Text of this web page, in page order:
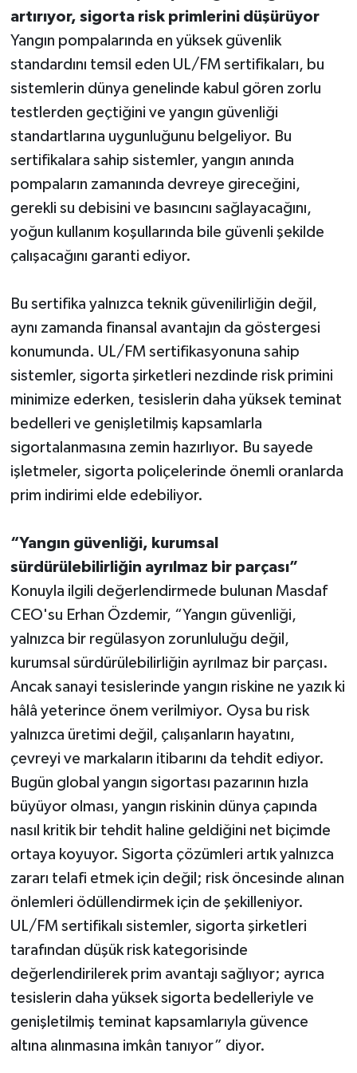
artırıyor, sigorta risk primlerini düşürüyor
Yangın pompalarında en yüksek güvenlik
standardını temsil eden UL/FM sertifikaları, bu
sistemlerin dünya genelinde kabul gören zorlu
testlerden geçtiğini ve yangın güvenliği
standartlarına uygunluğunu belgeliyor. Bu
sertifikalara sahip sistemler, yangın anında
pompaların zamanında devreye gireceğini,
gerekli su debisini ve basıncını sağlayacağını,
yoğun kullanım koşullarında bile güvenli şekilde
çalışacağını garanti ediyor.
Bu sertifika yalnızca teknik güvenilirliğin değil,
aynı zamanda finansal avantajın da göstergesi
konumunda. UL/FM sertifikasyonuna sahip
sistemler, sigorta şirketleri nezdinde risk primini
minimize ederken, tesislerin daha yüksek teminat
bedelleri ve genişletilmiş kapsamlarla
sigortalanmasına zemin hazırlıyor. Bu sayede
işletmeler, sigorta poliçelerinde önemli oranlarda
prim indirimi elde edebiliyor.
“Yangın güvenliği, kurumsal
sürdürülebilirliğin ayrılmaz bir parçası”
Konuyla ilgili değerlendirmede bulunan Masdaf
CEO'su Erhan Özdemir, “Yangın güvenliği,
yalnızca bir regülasyon zorunluluğu değil,
kurumsal sürdürülebilirliğin ayrılmaz bir parçası.
Ancak sanayi tesislerinde yangın riskine ne yazık ki
hâlâ yeterince önem verilmiyor. Oysa bu risk
yalnızca üretimi değil, çalışanların hayatını,
çevreyi ve markaların itibarını da tehdit ediyor.
Bugün global yangın sigortası pazarının hızla
büyüyor olması, yangın riskinin dünya çapında
nasıl kritik bir tehdit haline geldiğini net biçimde
ortaya koyuyor. Sigorta çözümleri artık yalnızca
zararı telafi etmek için değil; risk öncesinde alınan
önlemleri ödüllendirmek için de şekilleniyor.
UL/FM sertifikalı sistemler, sigorta şirketleri
tarafından düşük risk kategorisinde
değerlendirilerek prim avantajı sağlıyor; ayrıca
tesislerin daha yüksek sigorta bedelleriyle ve
genişletilmiş teminat kapsamlarıyla güvence
altına alınmasına imkân tanıyor” diyor.